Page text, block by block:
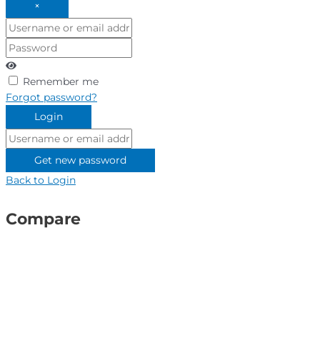
×
Username
or
email
address
Password
Remember me
Forgot password?
Login
Username
or
address
Get new password
Back to Login
Compare